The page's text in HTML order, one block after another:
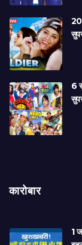
20
6
कारोबार
1